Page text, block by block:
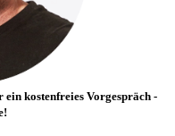
kostenfreies Vorgespräch -